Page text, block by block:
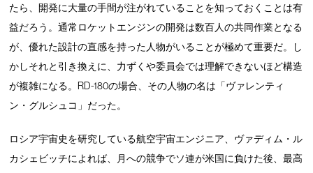
たら、開発に大量の手間が注がれていることを知っておくことは有
益だろう。通常ロケットエンジンの開発は数百人の共同作業となる
が、優れた設計の直感を持った人物がいることが極めて重要だ。し
かしそれと引き換えに、力ずくや委員会では理解できないほど構造
が複雑になる。RD-180の場合、その人物の名は「ヴァレンティ
ン・グルシュコ」だった。
ロシア宇宙史を研究している航空宇宙エンジニア、ヴァディム・ル
カシェビッチによれば、月への競争でソ連が米国に負けた後、最高